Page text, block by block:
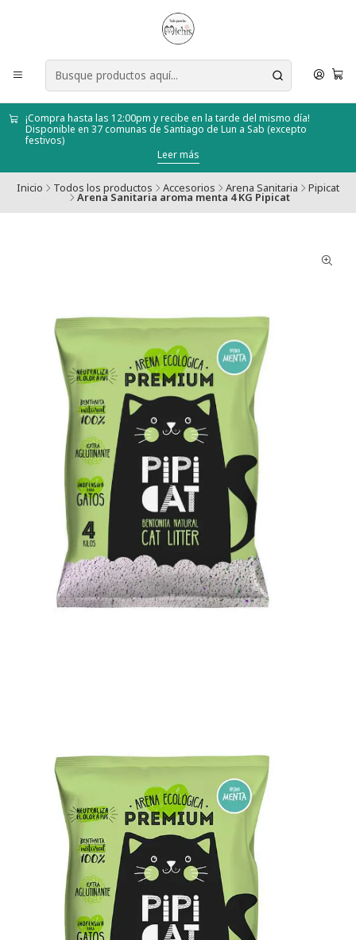
¡Compra hasta las 12:00pm y recibe en la tarde del mismo día!
Disponible en 37 comunas de Santiago de Lun a Sab (excepto
festivos)
Leer más
Inicio Todos los productos Accesorios Arena Sanitaria Pipicat
Arena Sanitaria aroma menta 4 KG Pipicat